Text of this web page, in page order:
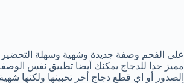
على الفحم وصفة جديدة وشهية وسهلة
مميز جدا للدجاج يمكنك أيضا تطبيق نفس
الصدور أو اي قطع دجاج أخر تحبينها ولكنها